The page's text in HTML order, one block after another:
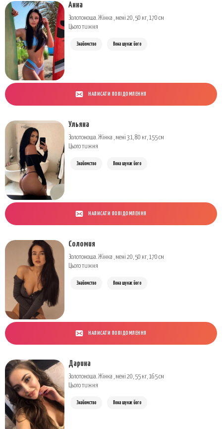
Анна
Золотоноша. Жінка , мені 20, 50 кг, 170 см
Цього тижня
Знайомство Вона шукає його
НАПИСАТИ ПОВІДОМЛЕННЯ
Ульяна
Золотоноша. Жінка , мені 31, 80 кг, 155 см
Цього тижня
Знайомство Вона шукає його
НАПИСАТИ ПОВІДОМЛЕННЯ
Соломия
Золотоноша. Жінка , мені 20, 50 кг, 170 см
Цього тижня
Знайомство Вона шукає його
НАПИСАТИ ПОВІДОМЛЕННЯ
Дарина
Золотоноша. Жінка , мені 20, 55 кг, 165 см
Цього тижня
Знайомство Вона шукає його